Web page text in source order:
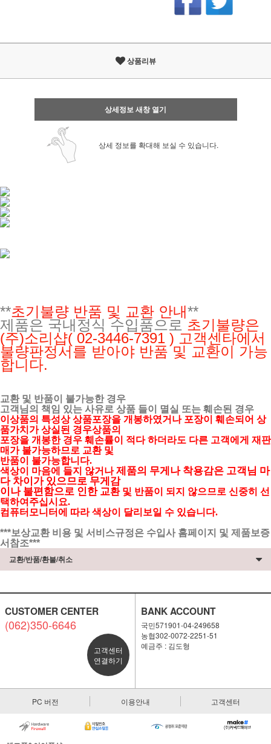
상품리뷰
상세정보 새창 열기
상세 정보를 확대해 보실 수 있습니다.
**초기불량 반품 및 교환 안내**
제품은 국내정식 수입품으로 초기불량은
(주)소리샵( 02-3446-7391 ) 고객센타에서
불량판정서를 받아야 반품 및 교환이 가능
합니다.
교환 및 반품이 불가능한 경우
고객님의 책임 있는 사유로 상품 들이 멸실 또는 훼손된 경우
이상품의 특성상 상품포장을 개봉하였거나 포장이 훼손되어 상
품가치가 상실된 경우상품의
포장을 개봉한 경우 훼손률이 적다 하더라도 다른 고객에게 재판
매가 불가능하므로 교환 및
반품이 불가능합니다.
색상이 마음에 들지 않거나제품의 무게나 착용감은 고객님 마
다 차이가 있으므로 무게감
이나 불편함으로 인한 교환 및 반품이 되지 않으므로 신중히 선
택하여주십시요.
컴퓨터모니터에 따라 색상이 달리보일 수 있습니다.
***보상교환 비용 및 서비스규정은 수입사 홈페이지 및 제품보증
서참조***
교환/반품/환불/취소
CUSTOMER CENTER
(062)350-6646
고객센터
연결하기
BANK ACCOUNT
국민571901-04-249658
농협302-0072-2251-51
예금주 : 김도형
PC 버전 이용안내 고객센터